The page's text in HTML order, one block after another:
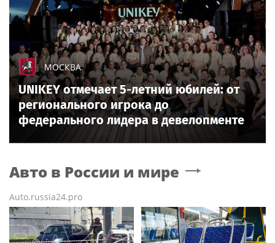
МОСКВА
UNIKEY отмечает 5-летний юбилей: от
регионального игрока до
федерального лидера в девелопменте
Авто в России и мире
Auto.russia24.pro